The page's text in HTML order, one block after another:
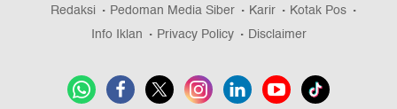
Redaksi Pedoman Media Siber Karir
Kotak Pos
Info Iklan
Privacy Policy Disclaimer